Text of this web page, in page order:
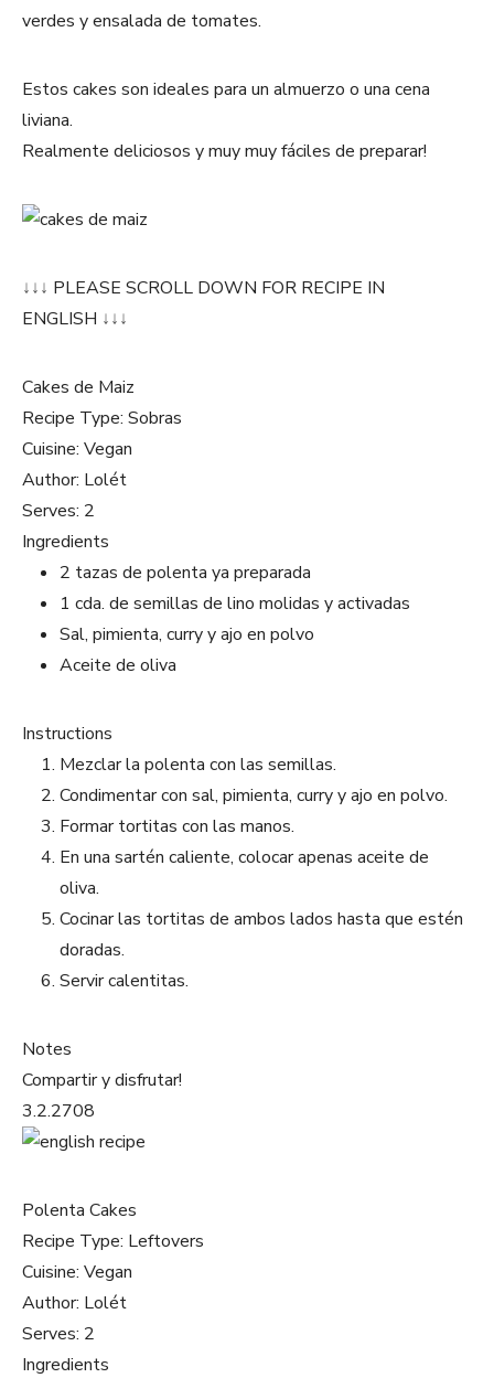
verdes y ensalada de tomates.
Estos cakes son ideales para un almuerzo o una cena
liviana.
Realmente deliciosos y muy muy fáciles de preparar!
↓↓↓ PLEASE SCROLL DOWN FOR RECIPE IN
ENGLISH ↓↓↓
Cakes de Maiz
Recipe Type: Sobras
Cuisine: Vegan
Author: Lolét
Serves: 2
Ingredients
2 tazas de polenta ya preparada
1 cda. de semillas de lino molidas y activadas
Sal, pimienta, curry y ajo en polvo
Aceite de oliva
Instructions
Mezclar la polenta con las semillas.
Condimentar con sal, pimienta, curry y ajo en polvo.
Formar tortitas con las manos.
En una sartén caliente, colocar apenas aceite de
oliva.
Cocinar las tortitas de ambos lados hasta que estén
doradas.
Servir calentitas.
Notes
Compartir y disfrutar!
3.2.2708
Polenta Cakes
Recipe Type: Leftovers
Cuisine: Vegan
Author: Lolét
Serves: 2
Ingredients